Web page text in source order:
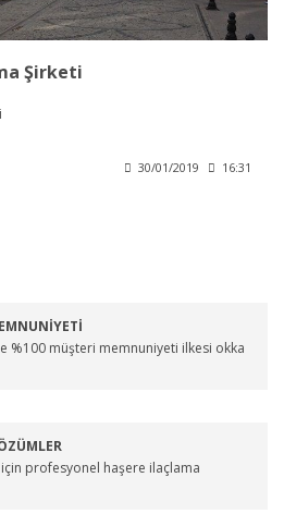
Şirketi
30/01/2019 16:31
%100 müşteri memnuniyeti ilkesi okka
profesyonel haşere ilaçlama